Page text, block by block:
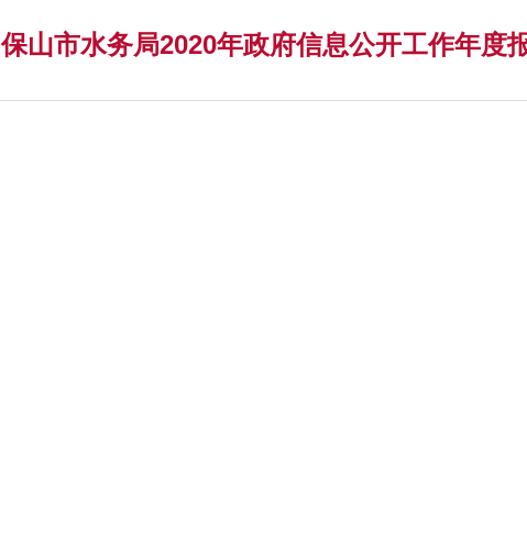
保山市水务局2020年政府信息公开工作年度